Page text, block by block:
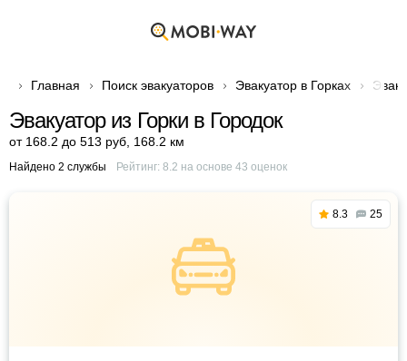
Главная Поиск эвакуаторов Эвакуатор в Горках
Эвакуатор из Горки в Городок
от 168.2 до 513 руб 168.2 км
Найдено 2 службы Рейтинг: 8.2 на основе 43 оценок
8.3 25